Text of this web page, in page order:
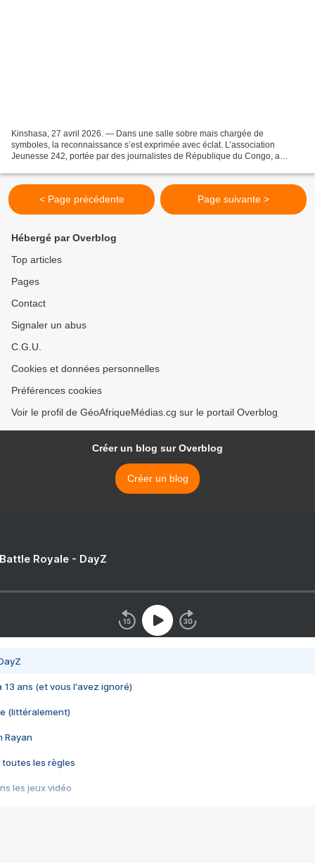
Kinshasa, 27 avril 2026. — Dans une salle sobre mais chargée de
symboles, la reconnaissance s’est exprimée avec éclat. L’association
Jeunesse 242, portée par des journalistes de République du Congo, a
< Page précédente Page suivante >
Hébergé par Overblog
Top articles
Pages
Contact
Signaler un abus
C.G.U.
Cookies et données personnelles
Préférences cookies
Voir le profil de GéoAfriqueMédias.cg sur le portail Overblog
Créer un blog sur Overblog
Créer un blog
Royale - DayZ
13 ans (et vous l'avez ignoré)
(littéralement)
Rayan
toutes les règles
les jeux vidéo